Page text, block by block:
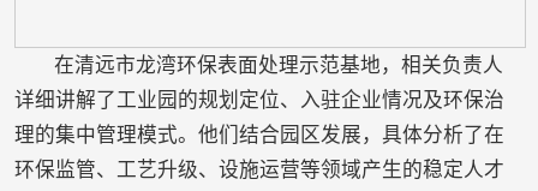
在清远市龙湾环保表面处理示范基地，相关负责人
详细讲解了工业园的规划定位、入驻企业情况及环保治
理的集中管理模式。他们结合园区发展，具体分析了在
环保监管、工艺升级、设施运营等领域产生的稳定人才